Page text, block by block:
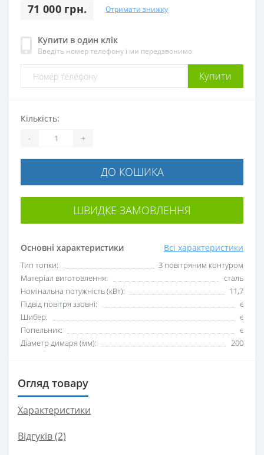
71 000 грн. Отримати знижку
Купити в один клік
Введіть номер телефону і ми передзвонимо
Купити
Основні характеристики Всі характеристики
Тип топки:
З повітряним контуром
Матеріал виготовлення:
сталь
Номінальна потужність (кВт):
11,7
Підвід повітря ззовні:
є
Шибер:
є
Попельник:
є
Діаметр димаря (мм):
200
Кількість:
- +
ДО КОШИКА
ШВИДКЕ ЗАМОВЛЕННЯ
Огляд товару
Характеристики
Відгуків (2)